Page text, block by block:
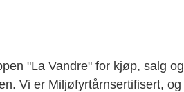
"La Vandre" for kjøp, salg og
Vi er Miljøfyrtårnsertifisert, og